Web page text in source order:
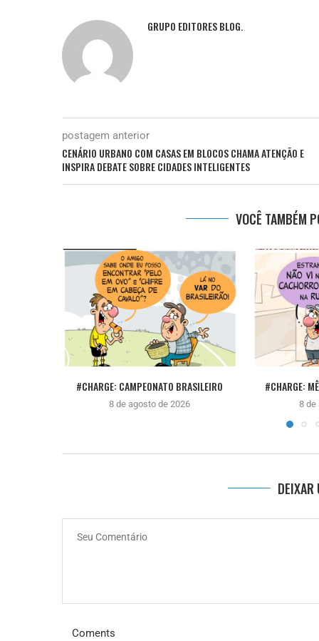
GRUPO EDITORES BLOG.
postagem anterior
CENÁRIO URBANO COM CASAS EM BLOCOS CHAMA ATENÇÃO E
INSPIRA DEBATE SOBRE CIDADES INTELIGENTES
VOCÊ TAMBÉM
#CHARGE: CAMPEONATO BRASILEIRO
8 de agosto de 2026
#CHARGE:
8 de
DEIXAR
Coments